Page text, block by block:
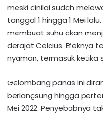
meski dinilai sudah
tanggal 1 hingga 1 Mei
membuat suhu akan
derajat Celcius. Efeknya
nyaman, termasuk ketika
Gelombang panas ini
berlangsung hingga
Mei 2022. Penyebabnya